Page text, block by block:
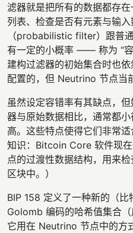
滤器就是把所有的数据都存
列表、检查是否有元素与输
（probabilistic filter）跟普
有一定的小概率 —— 称为 “
建构过滤器的初始集合时也
配置的，但 Neutrino 节点当
虽然设定容错率有其缺点，
器与原始数据相比，通常都
高。这些特点使得它们非常
知识：Bitcoin Core 软件现
点的过渡性数据结构，用来
区块中。）
BIP 158 定义了一种新的（
Golomb 编码的哈希值集合（
它用在 Neutrino 节点中的方